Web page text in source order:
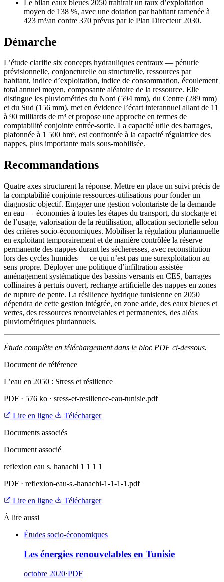
Le bilan eaux bleues 2050 trahirait un taux d’exploitation
moyen de 138 %, avec une dotation par habitant ramenée à
423 m³/an contre 370 prévus par le Plan Directeur 2030.
Démarche
L’étude clarifie six concepts hydrauliques centraux — pénurie
prévisionnelle, conjoncturelle ou structurelle, ressources par
habitant, indice d’exploitation, indice de consommation, écoulement
total annuel moyen, composante aléatoire de la ressource. Elle
distingue les pluviométries du Nord (594 mm), du Centre (289 mm)
et du Sud (156 mm), met en évidence l’écart interannuel allant de 11
à 90 milliards de m³ et propose une approche en termes de
comptabilité conjointe entrée-sortie. La capacité utile des barrages,
plafonnée à 1 500 hm³, est confrontée à la capacité régulatrice des
nappes, plus importante mais sous-mobilisée.
Recommandations
Quatre axes structurent la réponse. Mettre en place un suivi précis de
la comptabilité conjointe ressources-utilisations pour fonder un
diagnostic objectif. Engager une gestion volontariste de la demande
en eau — économies à toutes les étapes du transport, du stockage et
de l’usage, valorisation de la réutilisation, allocation sectorielle selon
des critères socio-économiques. Mobiliser la régulation pluriannuelle
en exploitant temporairement et de manière contrôlée la réserve
permanente des nappes durant les sécheresses, avec reconstitution
lors des cycles humides — ce qui n’est pas une surexploitation au
sens propre. Déployer une politique d’infiltration assistée —
aménagement systématique des bassins versants en CES, barrages
collinaires à pertuis ouvert, recharge artificielle des nappes en zones
de rupture de pente. La résilience hydrique tunisienne en 2050
dépendra de cette gestion intégrée, en zone aride, des eaux bleues et
vertes, des ressources renouvelables et permanentes, des aléas
pluviométriques pluriannuels.
Étude complète en téléchargement dans le bloc PDF ci-dessous.
Document de référence
L’eau en 2050 : Stress et résilience
PDF · 576 ko · sress-et-resilience-eau-tunisie.pdf
Lire en ligne
Télécharger
Documents associés
Document associé
reflexion eau s. hanachi 1 1 1 1
PDF · reflexion-eau-s.-hanachi-1-1-1-1.pdf
Lire en ligne
Télécharger
À lire aussi
Études socio-économiques
Les énergies renouvelables en Tunisie
octobre 2020·PDF